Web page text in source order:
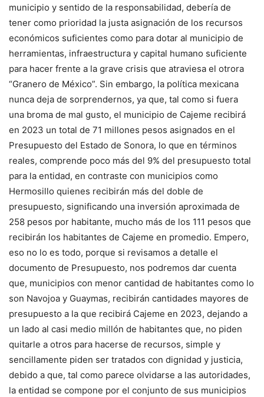
municipio y sentido de la responsabilidad, debería de
tener como prioridad la justa asignación de los recursos
económicos suficientes como para dotar al municipio de
herramientas, infraestructura y capital humano suficiente
para hacer frente a la grave crisis que atraviesa el otrora
“Granero de México”. Sin embargo, la política mexicana
nunca deja de sorprendernos, ya que, tal como si fuera
una broma de mal gusto, el municipio de Cajeme recibirá
en 2023 un total de 71 millones pesos asignados en el
Presupuesto del Estado de Sonora, lo que en términos
reales, comprende poco más del 9% del presupuesto total
para la entidad, en contraste con municipios como
Hermosillo quienes recibirán más del doble de
presupuesto, significando una inversión aproximada de
258 pesos por habitante, mucho más de los 111 pesos que
recibirán los habitantes de Cajeme en promedio. Empero,
eso no lo es todo, porque si revisamos a detalle el
documento de Presupuesto, nos podremos dar cuenta
que, municipios con menor cantidad de habitantes como lo
son Navojoa y Guaymas, recibirán cantidades mayores de
presupuesto a la que recibirá Cajeme en 2023, dejando a
un lado al casi medio millón de habitantes que, no piden
quitarle a otros para hacerse de recursos, simple y
sencillamente piden ser tratados con dignidad y justicia,
debido a que, tal como parece olvidarse a las autoridades,
la entidad se compone por el conjunto de sus municipios